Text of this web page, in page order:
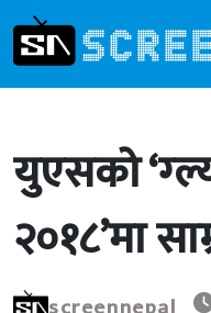
युएसको
२०१८’मा